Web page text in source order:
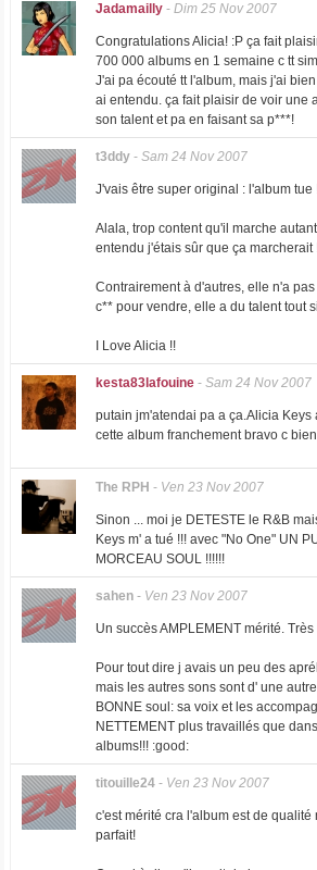
Jadamailly- Dim 25 Nov 2007
Congratulations Alicia! :P ça fait
700 000 albums en 1 semaine c tt
J'ai pa écouté tt l'album, mais j'ai
ai entendu. ça fait plaisir de voir une
son talent et pa en faisant sa p***!
t3ddy- Sam 24 Nov 2007
J'vais être super original : l'album tue
Alala, trop content qu'il marche
entendu j'étais sûr que ça marcherait
Contrairement à d'autres, elle n'a
c** pour vendre, elle a du talent tout
I Love Alicia !!
kesta83lafouine- Sam 24 Nov 2007
putain jm'atendai pa a ça.Alicia Keys
cette album franchement bravo c
The RPH - Ven 23 Nov 2007
Sinon ... moi je DETESTE le R&B
Keys m' a tué !!! avec "No One" UN
MORCEAU SOUL !!!!!!
sahen- Ven 23 Nov 2007
Un succès AMPLEMENT mérité.
Pour tout dire j avais un peu des
mais les autres sons sont d' une
BONNE soul: sa voix et les
NETTEMENT plus travaillés que
albums!!! :good:
titouille24- Ven 23 Nov 2007
c'est mérité cra l'album est de qualité
parfait!